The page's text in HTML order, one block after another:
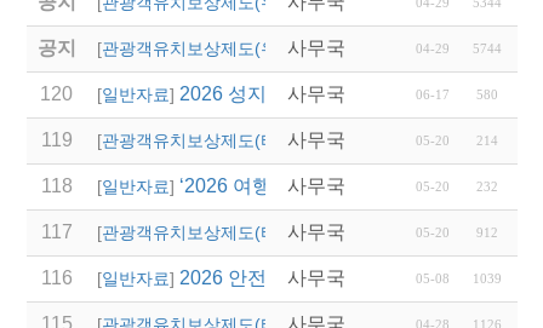
공지 [관광객유치보상제도(우리지역)] (안동시)2025년 단체
사무국 04-29 5744
120 [일반자료] 2026 성지혜윰길 파트너 여행사 선정 모집
사무국 06-17 580
119 [관광객유치보상제도(타 시,도)] 2027 논산 세계 딸기
사무국 05-20 214
118 [일반자료] ‘2026 여행업 종사자 직무역량 강화 교육’
사무국 05-20 232
117 [관광객유치보상제도(타 시,도)] 2026 경상남도 관광객
사무국 05-20 912
116 [일반자료] 2026 안전여행상품선정 접수
사무국 05-08 1039
115 2026년 상반기 대전광
사무국 04-28 1126